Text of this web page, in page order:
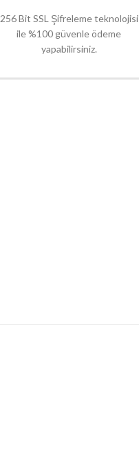
256 Bit SSL Şifreleme teknolojisi
ile %100 güvenle ödeme
yapabilirsiniz.